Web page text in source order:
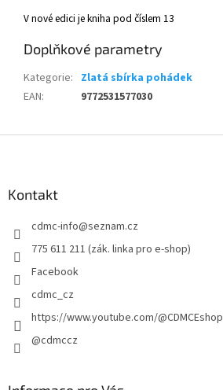
V nové edici je kniha pod číslem 13
Doplňkové parametry
Kategorie: Zlatá sbírka pohádek
EAN: 9772531577030
Kontakt
cdmc-info@seznam.cz
775 611 211 (zák. linka pro e-shop)
Facebook
cdmc_cz
https://www.youtube.com/@CDMCEshop
@cdmccz